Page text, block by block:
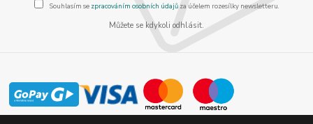
Souhlasím se zpracováním osobních údajůza účelem rozesílky newsletteru.
Můžete se kdykoli odhlásit.